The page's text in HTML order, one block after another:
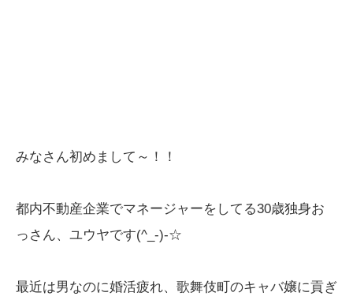
みなさん初めまして～！！
都内不動産企業でマネージャーをしてる30歳独身お
っさん、ユウヤです(^_-)-☆
最近は男なのに婚活疲れ、歌舞伎町のキャバ嬢に貢ぎ